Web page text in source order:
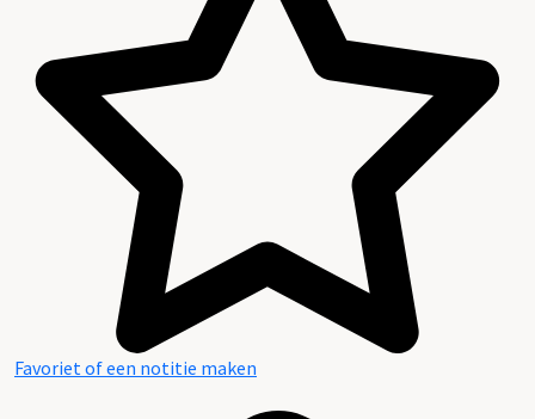
Favoriet of een notitie maken